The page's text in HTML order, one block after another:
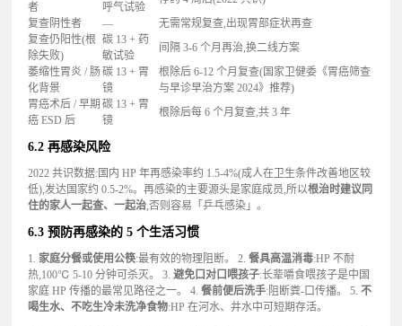
者
呼气试验
复查阴性者
—
无需常规复查,出现胃部症状再查
复查仍阳性(根
除失败)
碳 13 + 药
敏试验
间隔 3-6 个月再治,换二线方案
萎缩性胃炎 / 肠
化背景
碳 13 + 胃
镜
根除后 6-12 个月复查(国家卫健委《胃癌筛查
与早诊早治方案 2024》推荐)
胃癌术后 / 早期
癌 ESD 后
碳 13 + 胃
镜
根除后每 6 个月复查,共 3 年
6.2 再感染风险
2022 共识数据:国内 HP 年再感染率约 1.5-4%(成人在卫生条件改善地区较
低),发达国家约 0.5-2%。再感染的主要源头是家庭成员,所以根治时建议同
住的家人一起查、一起治,否则容易「乒乓感染」。
6.3 预防再感染的 5 个生活习惯
1. 家庭分餐或使用公筷:最有效的物理阻断。 2. 餐具高温消毒:HP 不耐
热,100℃ 5-10 分钟可杀灭。 3. 避免口对口喂孩子:长辈嚼食喂孩子是中国
家庭 HP 传播的最常见路径之一。 4. 餐前便后洗手:阻断粪-口传播。 5. 不
喝生水、不吃生冷未洗净食物:HP 在河水、井水中可短期存活。